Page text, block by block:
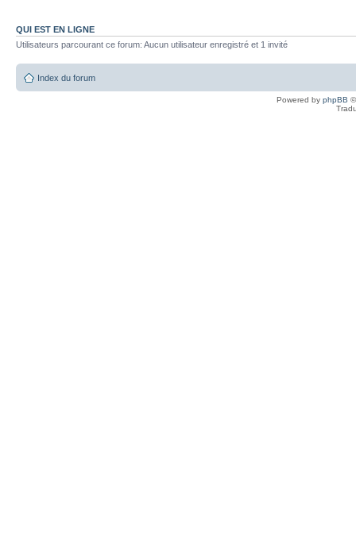
QUI EST EN LIGNE
Utilisateurs parcourant ce forum: Aucun utilisateur enregistré et 1 invité
Index du forum
Powered by phpBB